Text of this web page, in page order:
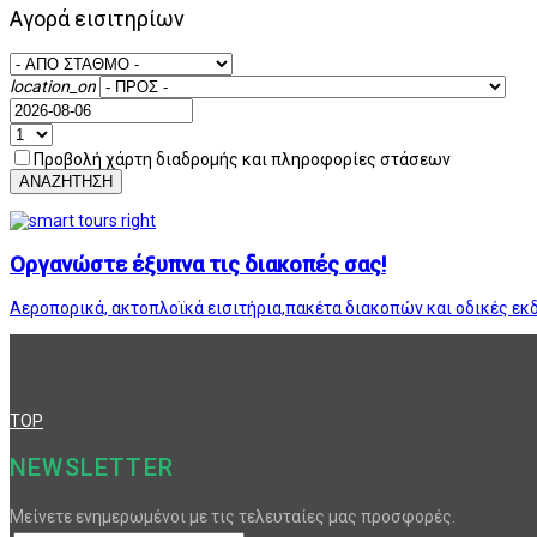
Αγορά εισιτηρίων
location_on
Προβολή χάρτη διαδρομής και πληροφορίες στάσεων
ΑΝΑΖΗΤΗΣΗ
Οργανώστε έξυπνα τις διακοπές σας!
Αεροπορικά, ακτοπλοϊκά εισιτήρια,πακέτα διακοπών και οδικές
TOP
NEWSLETTER
Μείνετε ενημερωμένοι με τις τελευταίες μας προσφορές.